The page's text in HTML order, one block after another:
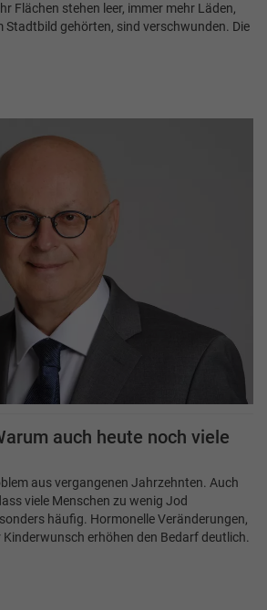
Flächen stehen leer, immer mehr Läden,
Stadtbild gehörten, sind verschwunden. Die
auch heute noch viele
aus vergangenen Jahrzehnten. Auch
viele Menschen zu wenig Jod
häufig. Hormonelle Veränderungen,
erhöhen den Bedarf deutlich.